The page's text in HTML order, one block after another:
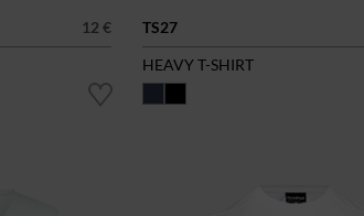
12 €
TS27
HEAVY T-SHIRT